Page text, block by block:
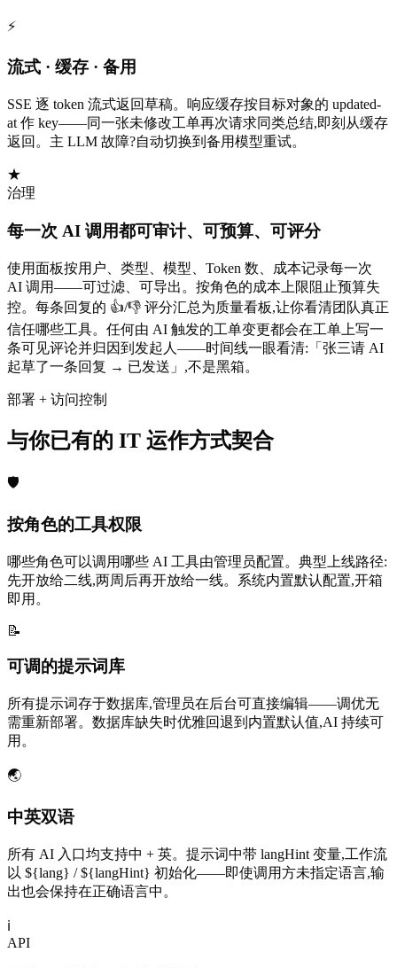
⚡
流式 · 缓存 · 备用
SSE 逐 token 流式返回草稿。响应缓存按目标对象的 updated-
at 作 key——同一张未修改工单再次请求同类总结,即刻从缓存
返回。主 LLM 故障?自动切换到备用模型重试。
★
治理
每一次 AI 调用都可审计、可预算、可评分
使用面板按用户、类型、模型、Token 数、成本记录每一次
AI 调用——可过滤、可导出。按角色的成本上限阻止预算失
控。每条回复的 👍/👎 评分汇总为质量看板,让你看清团队真正
信任哪些工具。任何由 AI 触发的工单变更都会在工单上写一
条可见评论并归因到发起人——时间线一眼看清:「张三请 AI
起草了一条回复 → 已发送」,不是黑箱。
部署 + 访问控制
与你已有的 IT 运作方式契合
🛡
按角色的工具权限
哪些角色可以调用哪些 AI 工具由管理员配置。典型上线路径:
先开放给二线,两周后再开放给一线。系统内置默认配置,开箱
即用。
📝
可调的提示词库
所有提示词存于数据库,管理员在后台可直接编辑——调优无
需重新部署。数据库缺失时优雅回退到内置默认值,AI 持续可
用。
🌏
中英双语
所有 AI 入口均支持中 + 英。提示词中带 langHint 变量,工作流
以 ${lang} / ${langHint} 初始化——即使调用方未指定语言,输
出也会保持在正确语言中。
ℹ
API